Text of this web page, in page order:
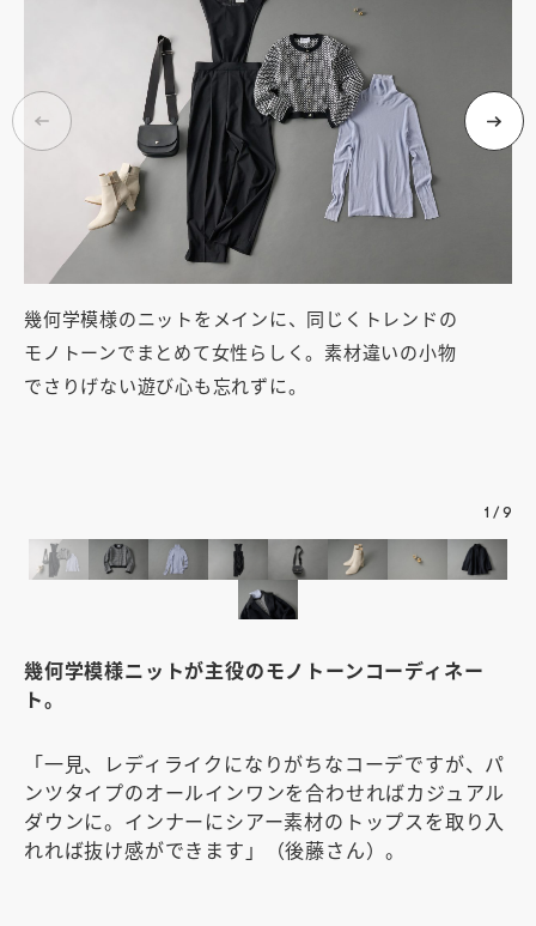
幾何学模様のニットをメインに、同じくトレンドの
モノトーンでまとめて女性らしく。素材違いの小物
でさりげない遊び心も忘れずに。
1 / 9
幾何学模様ニットが主役のモノトーンコーディネー
ト。
「一見、レディライクになりがちなコーデですが、パ
ンツタイプのオールインワンを合わせればカジュアル
ダウンに。インナーにシアー素材のトップスを取り入
れれば抜け感ができます」（後藤さん）。